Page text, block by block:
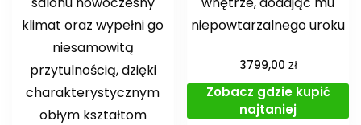
klimat oraz wypełni go
niesamowitą
przytulnością, dzięki
charakterystycznym
obłym kształtom
niepowtarzalnego uroku
3799,00 zł
Zobacz gdzie kupić
najtaniej